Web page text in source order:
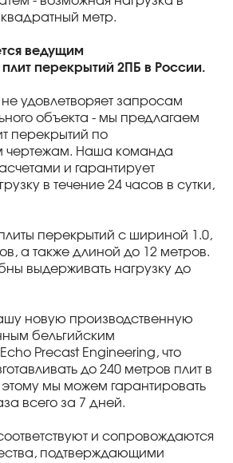
метр.
ведущим
перекрытий 2ПБ в России.
не удовлетворяет запросам
объекта - мы предлагаем
перекрытий по
чертежам. Наша команда
и гарантирует
в течение 24 часов в сутки,
перекрытий с шириной 1.0,
а также длиной до 12 метров.
выдерживать нагрузку до
новую производственную
бельгийским
Precast Engineering, что
до 240 метров плит в
этому мы можем гарантировать
всего за 7 дней.
и сопровождаются
подтверждающими